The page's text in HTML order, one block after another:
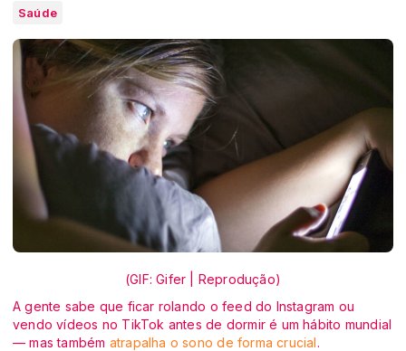
Saúde
(GIF: Gifer | Reprodução)
A gente sabe que ficar rolando o feed do Instagram ou
vendo vídeos no TikTok antes de dormir é um hábito mundial
— mas também atrapalha o sono de forma crucial.